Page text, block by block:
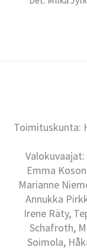
Toimituskunta:
Emma
Marianne
Annukka
Irene Räty,
Schafroth,
Soimola,